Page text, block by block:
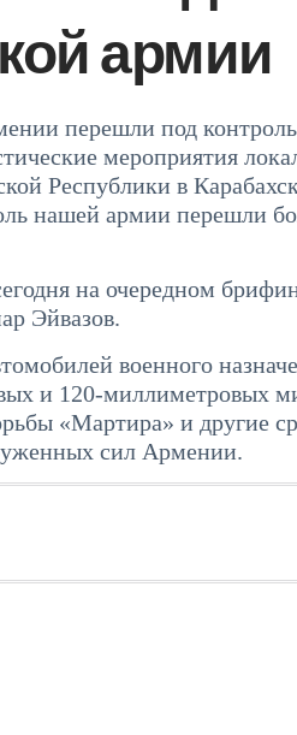
армии
перешли под
мероприятия
Республики в
нашей армии перешли
на очередном
Эйвазов.
военного
и 120-миллиметровых
«Мартира» и другие
сил Армении.